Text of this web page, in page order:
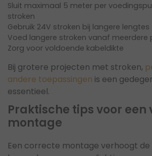
Sluit maximaal 5 meter per
stroken
Gebruik 24V stroken bij langere lengtes
Voed langere stroken vanaf meerdere
Zorg voor voldoende kabeldikte
Bij grotere projecten met stroken,
andere toepassingen is een
essentieel.
Praktische tips voor een
montage
Een correcte montage verhoogt de